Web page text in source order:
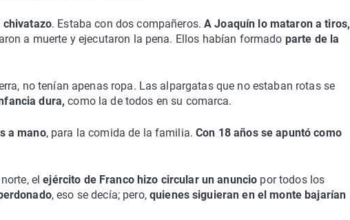
chivatazo. Estaba con dos compañeros.A Joaquín lo mataron a tiros,
a muerte y ejecutaron la pena. Ellos habían formado parte de la
no tenían apenas ropa. Las alpargatas que no estaban rotas se
dura, como la de todos en su comarca.
a mano, para la comida de la familia.Con 18 años se apuntó como
elejército de Franco hizo circular un anuncio por todos los
, eso se decía; pero, quienes siguieran en el monte bajarían